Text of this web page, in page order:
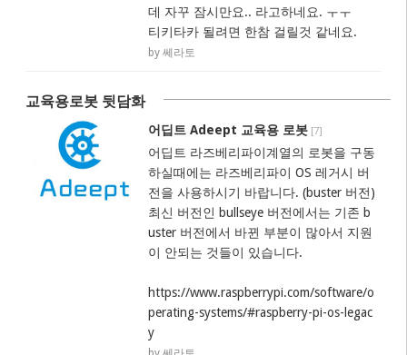
데 자꾸 잠시만요.. 라고하네요. ㅜㅜ
티키타카 될려면 한참 걸릴것 같네요.
by 쎄라토
교육용로봇 뒷담화
어딥트 Adeept 교육용 로봇[7]
어딥트 라즈베리파이계열의 로봇을 구동
하실때에는 라즈베리파이 OS 레거시 버
전을 사용하시기 바랍니다. (buster 버전)
최신 버전인 bullseye 버전에서는 기존 b
uster 버전에서 바뀐 부분이 많아서 지원
이 안되는 것들이 있습니다.
https://www.raspberrypi.com/software/o
perating-systems/#raspberry-pi-os-legac
y